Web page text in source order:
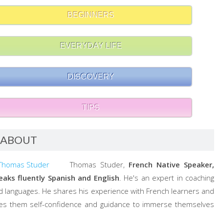
BEGINNERS
EVERYDAY LIFE
DISCOVERY
TIPS
ABOUT
Thomas Studer, French Native Speaker,
fluently Spanish and English. He's an expert in coaching
languages. He shares his experience with French learners and
them self-confidence and guidance to immerse themselves